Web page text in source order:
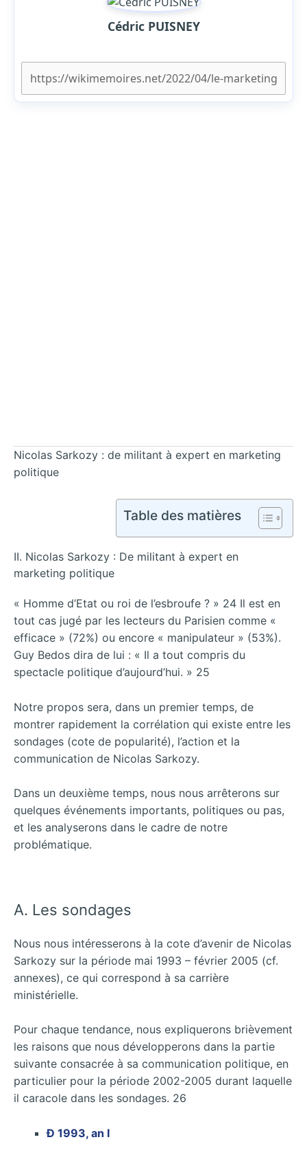
Cédric PUISNEY
Nicolas Sarkozy : de militant à expert en marketing
politique
Table des matières
II. Nicolas Sarkozy : De militant à expert en
marketing politique
« Homme d’Etat ou roi de l’esbroufe ? » 24 Il est en
tout cas jugé par les lecteurs du Parisien comme «
efficace » (72%) ou encore « manipulateur » (53%).
Guy Bedos dira de lui : « Il a tout compris du
spectacle politique d’aujourd’hui. » 25
Notre propos sera, dans un premier temps, de
montrer rapidement la corrélation qui existe entre les
sondages (cote de popularité), l’action et la
communication de Nicolas Sarkozy.
Dans un deuxième temps, nous nous arrêterons sur
quelques événements importants, politiques ou pas,
et les analyserons dans le cadre de notre
problématique.
A. Les sondages
Nous nous intéresserons à la cote d’avenir de Nicolas
Sarkozy sur la période mai 1993 – février 2005 (cf.
annexes), ce qui correspond à sa carrière
ministérielle.
Pour chaque tendance, nous expliquerons brièvement
les raisons que nous développerons dans la partie
suivante consacrée à sa communication politique, en
particulier pour la période 2002-2005 durant laquelle
il caracole dans les sondages. 26
Ð 1993, an I